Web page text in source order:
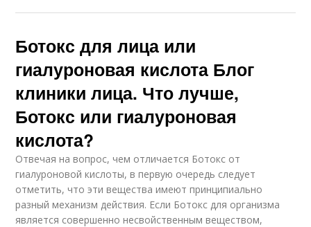
Ботокс для лица или
гиалуроновая кислота Блог
клиники лица. Что лучше,
Ботокс или гиалуроновая
кислота?
Отвечая на вопрос, чем отличается Ботокс от
гиалуроновой кислоты, в первую очередь следует
отметить, что эти вещества имеют принципиально
разный механизм действия. Если Ботокс для организма
является совершенно несвойственным веществом,